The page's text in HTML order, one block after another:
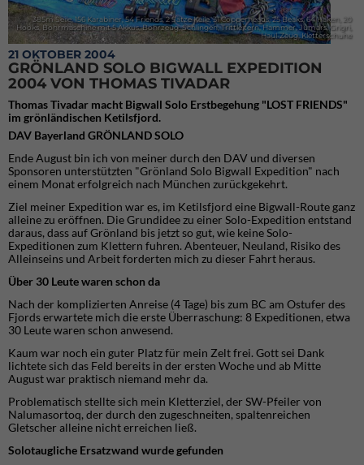
385m Seile, 156 Karabiner, 54 Friends, 2 Sätze Keile, 31 Copperheads, 25 Beaks, 64 Haken, 20
Hooks, Bohrmaschine mit 5 Akkus, Bohrzeug, Schlingen, Trittleitern, Hammer, Jümars, Grigri,
Haul-Zeug, Kletterschuhe
21 OKTOBER 2004
GRÖNLAND SOLO BIGWALL EXPEDITION
2004 VON THOMAS TIVADAR
Thomas Tivadar macht Bigwall Solo Erstbegehung "LOST FRIENDS"
im grönländischen Ketilsfjord.
DAV Bayerland GRÖNLAND SOLO
Ende August bin ich von meiner durch den DAV und diversen
Sponsoren unterstützten "Grönland Solo Bigwall Expedition" nach
einem Monat erfolgreich nach München zurückgekehrt.
Ziel meiner Expedition war es, im Ketilsfjord eine Bigwall-Route ganz
alleine zu eröffnen. Die Grundidee zu einer Solo-Expedition entstand
daraus, dass auf Grönland bis jetzt so gut, wie keine Solo-
Expeditionen zum Klettern fuhren. Abenteuer, Neuland, Risiko des
Alleinseins und Arbeit forderten mich zu dieser Fahrt heraus.
Über 30 Leute waren schon da
Nach der komplizierten Anreise (4 Tage) bis zum BC am Ostufer des
Fjords erwartete mich die erste Überraschung: 8 Expeditionen, etwa
30 Leute waren schon anwesend.
Kaum war noch ein guter Platz für mein Zelt frei. Gott sei Dank
lichtete sich das Feld bereits in der ersten Woche und ab Mitte
August war praktisch niemand mehr da.
Problematisch stellte sich mein Kletterziel, der SW-Pfeiler von
Nalumasortoq, der durch den zugeschneiten, spaltenreichen
Gletscher alleine nicht erreichen ließ.
Solotaugliche Ersatzwand wurde gefunden